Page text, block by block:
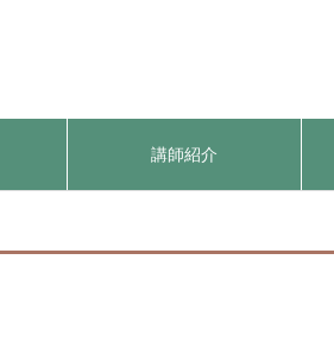
講師紹介